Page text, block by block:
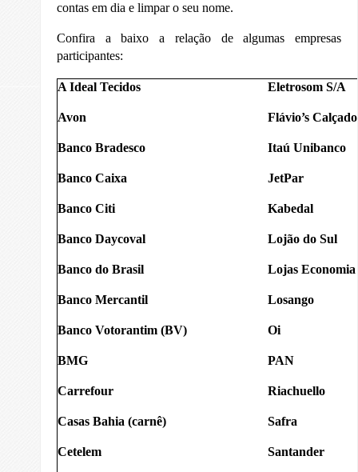
contas em dia e limpar o seu nome.
Confira a baixo a relação de algumas empresas
participantes:
A Ideal Tecidos Eletrosom S/A
Avon Flávio’s
Banco Bradesco Itaú Unibanco
Banco Caixa JetPar
Banco Citi Kabedal
Banco Daycoval Lojão do Sul
Banco do Brasil Lojas Economia
Banco Mercantil Losango
Banco Votorantim (BV) Oi
BMG PAN
Carrefour Riachuello
Casas Bahia (carnê) Safra
Cetelem Santander